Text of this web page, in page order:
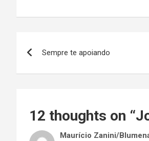
de
Sempre te apoiando
12 thoughts on “
Maurício Zanini/